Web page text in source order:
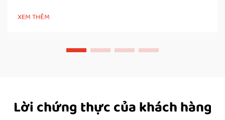
và làm nguội, tạo ra mối hàn chắc chắn và kín khí. Khác với các
máy hàn xung thủ công, máy hàn băng…
XEM THÊM
Lời chứng thực của khách hàng